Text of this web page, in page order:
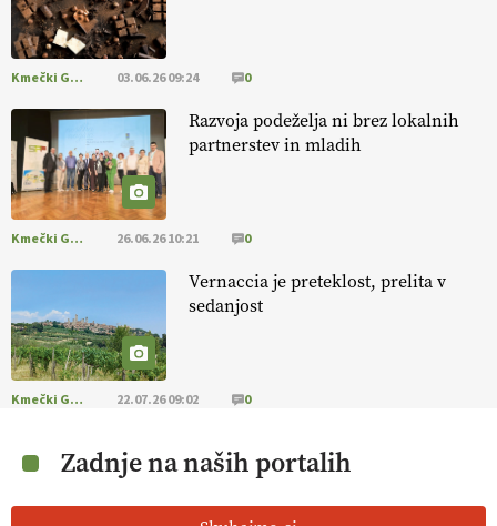
Kmečki Glas 03.06.26 09:24 0
Razvoja podeželja ni brez lokalnih
partnerstev in mladih
Kmečki Glas 26.06.26 10:21 0
Vernaccia je preteklost, prelita v
sedanjost
Kmečki Glas 22.07.26 09:02 0
Zadnje na naših portalih